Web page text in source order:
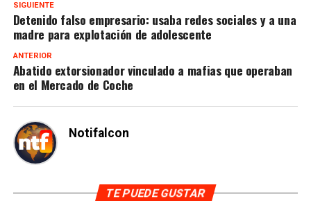
SIGUIENTE
Detenido falso empresario: usaba redes sociales y a una
madre para explotación de adolescente
ANTERIOR
Abatido extorsionador vinculado a mafias que operaban
en el Mercado de Coche
Notifalcon
TE PUEDE GUSTAR